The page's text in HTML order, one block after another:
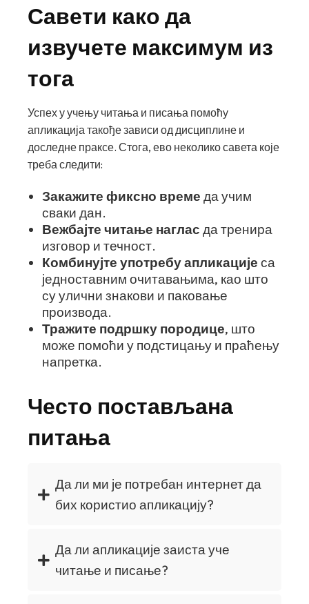
Савети како да
извучете максимум из
тога
Успех у учењу читања и писања помоћу
апликација такође зависи од дисциплине и
доследне праксе. Стога, ево неколико савета које
треба следити:
Закажите фиксно време да учим
сваки дан.
Вежбајте читање наглас да тренира
изговор и течност.
Комбинујте употребу апликације са
једноставним очитавањима, као што
су улични знакови и паковање
производа.
Тражите подршку породице, што
може помоћи у подстицању и праћењу
напретка.
Често постављана
питања
Да ли ми је потребан интернет да
бих користио апликацију?
Да ли апликације заиста уче
читање и писање?